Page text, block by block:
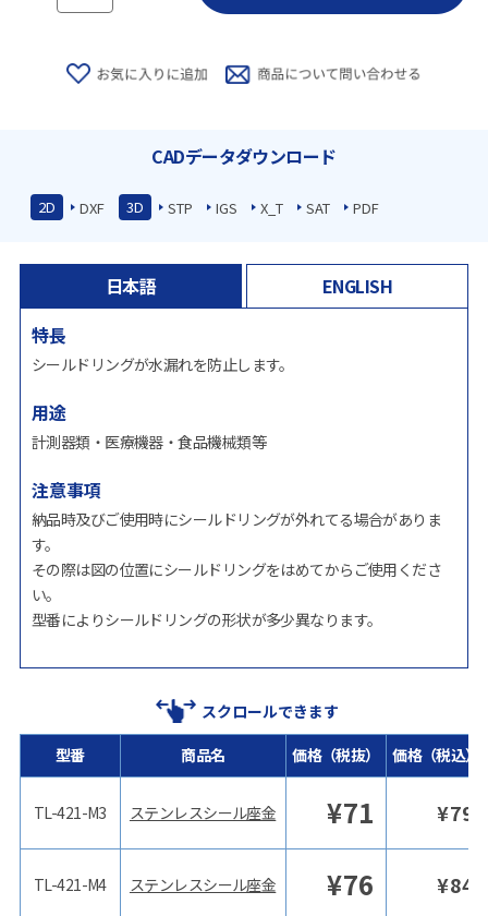
CADデータダウンロード
2D DXF 3D STP IGS X_T SAT PDF
日本語
ENGLISH
特長
シールドリングが水漏れを防止します。
用途
計測器類・医療機器・食品機械類等
注意事項
納品時及びご使用時にシールドリングが外れてる場合がありま
す。
その際は図の位置にシールドリングをはめてからご使用くださ
い。
型番によりシールドリングの形状が多少異なります。
スクロールできます
型番
TL-421-M3
TL-421-M4
商品名 価格（税抜） 価格（税込）
ステンレスシール座金 ¥71 ¥79
ステンレスシール座金 ¥76 ¥84